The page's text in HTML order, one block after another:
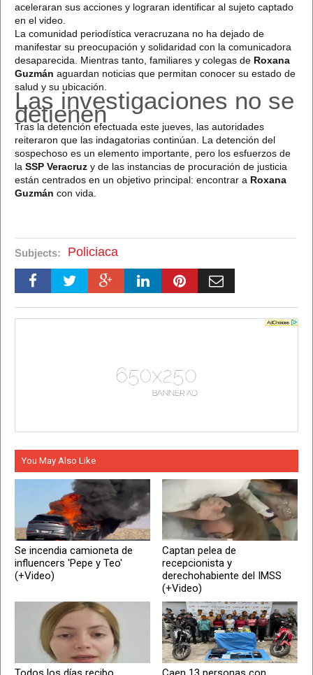
aceleraran sus acciones y lograran identificar al sujeto captado
en el video.
La comunidad periodística veracruzana no ha dejado de
manifestar su preocupación y solidaridad con la comunicadora
desaparecida. Mientras tanto, familiares y colegas de Roxana
Guzmán aguardan noticias que permitan conocer su estado de
salud y su ubicación.
Las investigaciones no se
detienen
Tras la detención efectuada este jueves, las autoridades
reiteraron que las indagatorias continúan. La detención del
sospechoso es un elemento importante, pero los esfuerzos de
la SSP Veracruz y de las instancias de procuración de justicia
están centrados en un objetivo principal: encontrar a Roxana
Guzmán con vida.
Subjects: Policiaca
You May Also Like
Se incendia camioneta de
influencers 'Pepe y Teo'
(+Video)
Captan pelea de
recepcionista y
derechohabiente del IMSS
(+Video)